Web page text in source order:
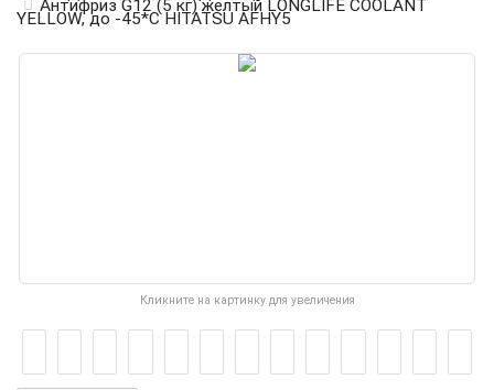
Антифриз G12 (5 кг) желтый LONGLIFE COOLANT
YELLOW, до -45*С HITATSU AFHY5
Кликните на картинку для увеличения